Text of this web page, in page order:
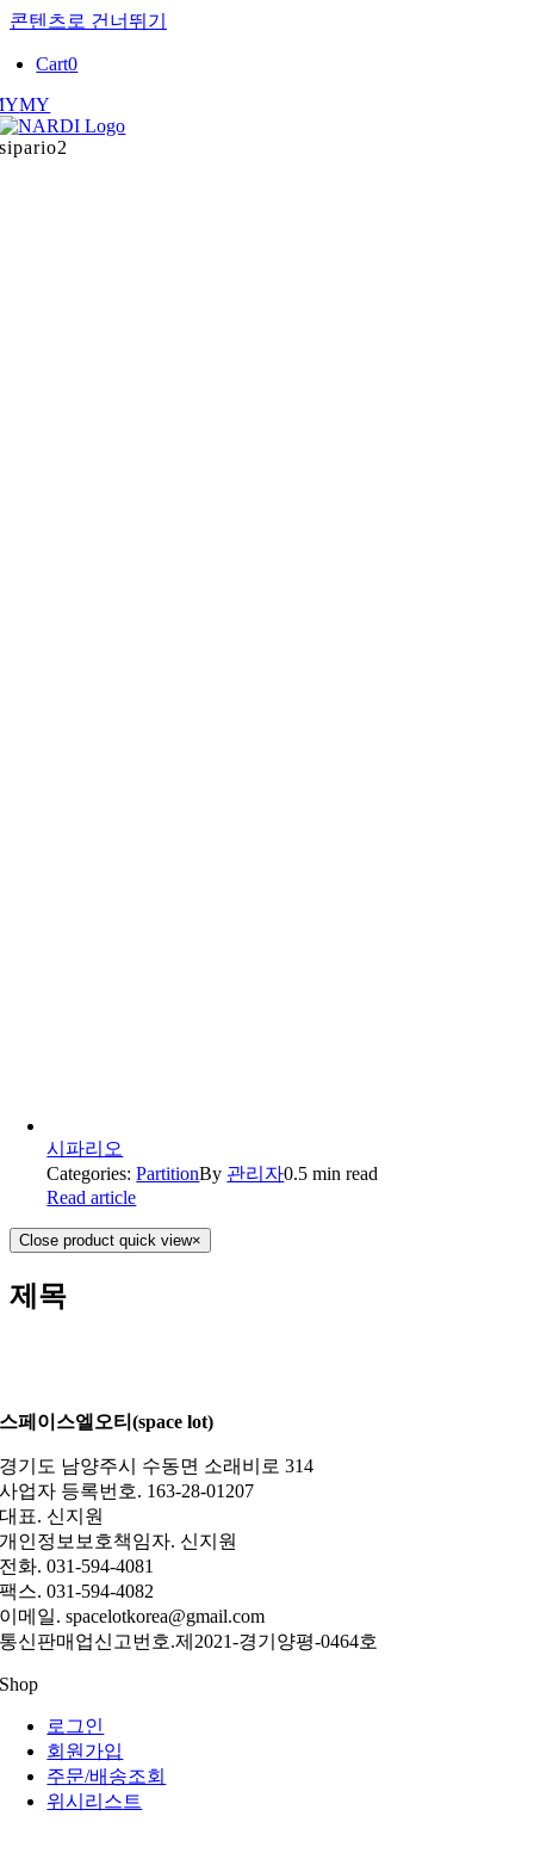
콘텐츠로 건너뛰기
Cart0
MY
sipario2
시파리오
Categories:PartitionBy 관리자0.5 min read
Read article
Close product quick view×
제목
스페이스엘오티(space lot)
경기도 남양주시 수동면 소래비로 314
사업자 등록번호. 163-28-01207
대표. 신지원
개인정보보호책임자. 신지원
전화. 031-594-4081
팩스. 031-594-4082
이메일. spacelotkorea@gmail.com
통신판매업신고번호.제2021-경기양평-0464호
Shop
로그인
회원가입
주문/배송조회
위시리스트